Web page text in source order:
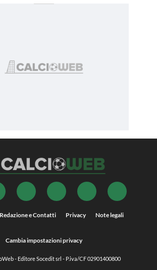
Redazione e Contatti Privacy Note legali
Cambia impostazioni privacy
- Editore Socedit srl - P.iva/CF 02901400800